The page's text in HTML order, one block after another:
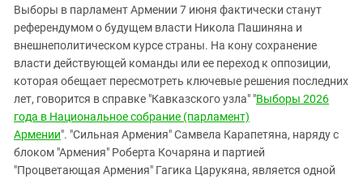
Выборы в парламент Армении 7 июня фактически станут
референдумом о будущем власти Никола Пашиняна и
внешнеполитическом курсе страны. На кону сохранение
власти действующей команды или ее переход к оппозиции,
которая обещает пересмотреть ключевые решения последних
лет, говорится в справке "Кавказского узла" "Выборы 2026
года в Национальное собрание (парламент)
Армении". "Сильная Армения" Самвела Карапетяна, наряду с
блоком "Армения" Роберта Кочаряна и партией
"Процветающая Армения" Гагика Царукяна, является одной